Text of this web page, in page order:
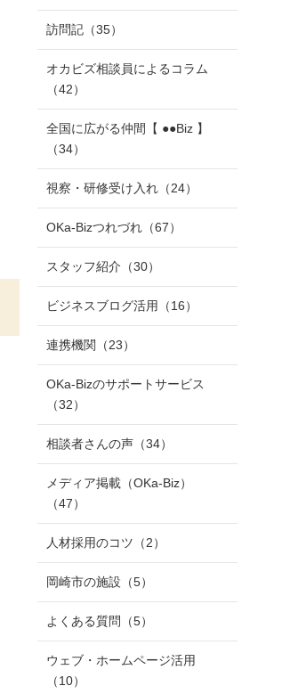
訪問記 （35）
オカビズ相談員によるコラム
（42）
全国に広がる仲間【 ●●Biz 】
（34）
視察・研修受け入れ （24）
OKa-Bizつれづれ （67）
スタッフ紹介 （30）
ビジネスブログ活用 （16）
連携機関 （23）
OKa-Bizのサポートサービス
（32）
相談者さんの声 （34）
メディア掲載（OKa-Biz）
（47）
人材採用のコツ （2）
岡崎市の施設 （5）
よくある質問 （5）
ウェブ・ホームページ活用
（10）